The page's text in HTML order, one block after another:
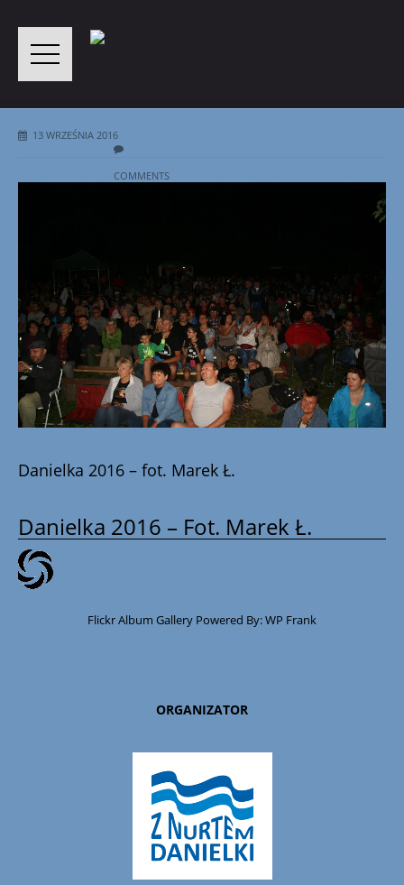
13 WRZEŚNIA 2016
COMMENTS
Danielka 2016 – fot. Marek Ł.
Danielka 2016 – Fot. Marek Ł.
Flickr Album Gallery Powered By:WP Frank
ORGANIZATOR